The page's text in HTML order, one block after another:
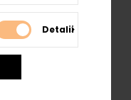
Detalii